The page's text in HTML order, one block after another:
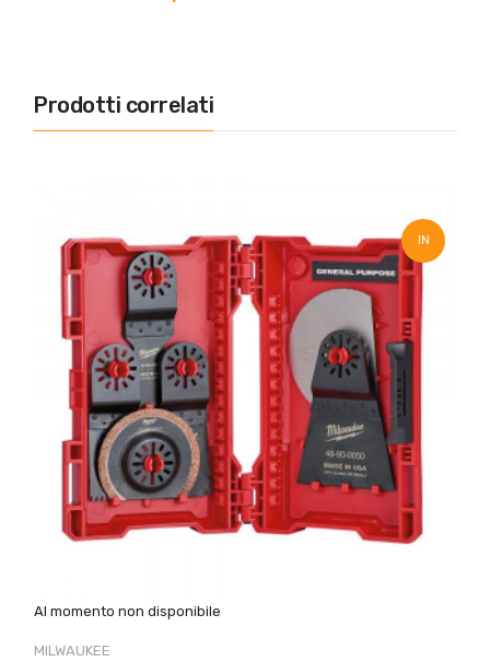
Prodotti correlati
IN
Al momento non disponibile
MILWAUKEE